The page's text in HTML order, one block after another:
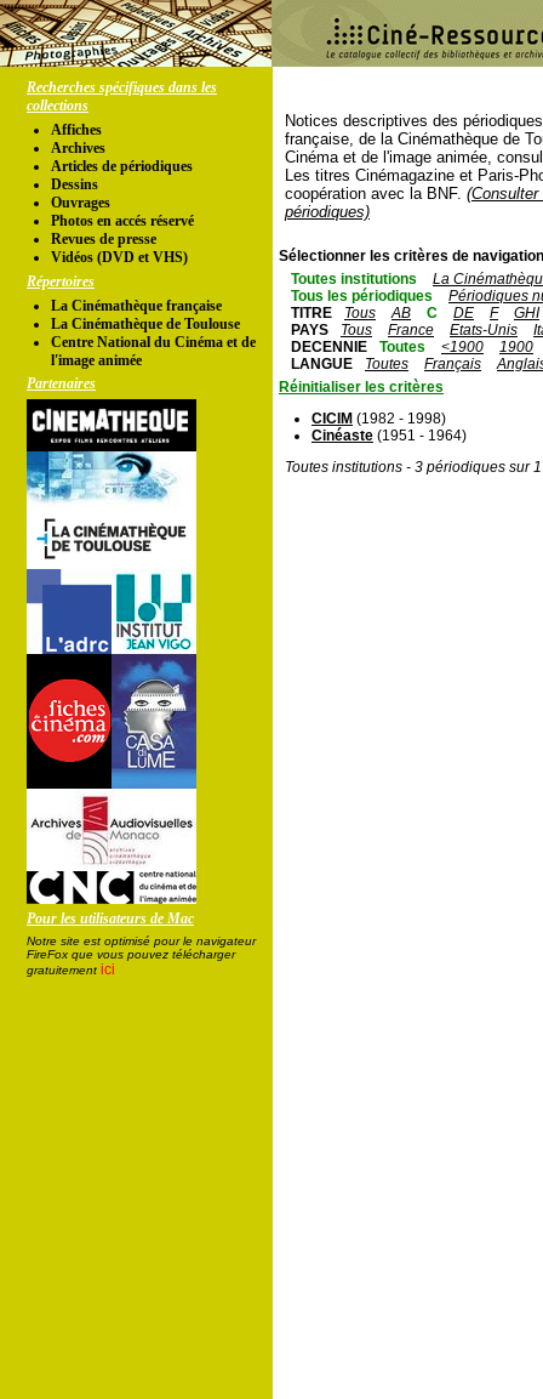
Recherches spécifiques dans les
collections
Affiches
Archives
Articles de périodiques
Dessins
Ouvrages
Photos en accés réservé
Revues de presse
Vidéos (DVD et VHS)
Répertoires
La Cinémathèque française
La Cinémathèque de Toulouse
Centre National du Cinéma et de
l'image animée
Partenaires
Pour les utilisateurs de Mac
Notre site est optimisé pour le navigateur
FireFox que vous pouvez télécharger
gratuitement ici
Notices descriptives des
française, de la Cinémathèque de
Cinéma et de l'image animée,
Les titres Cinémagazine et Paris-
coopération avec la BNF.
périodiques)
Sélectionner les critères de
Toutes institutions
La
Tous les périodiques
Périodiques
TITRE
Tous AB C DE F
GHI
PAYS
Tous France Etats-Unis
DECENNIE
Toutes <1900
1900
LANGUE
Toutes Français
Réinitialiser les critères
CICIM (1982 - 1998)
Cinéaste (1951 - 1964)
Toutes institutions - 3 périodiques sur